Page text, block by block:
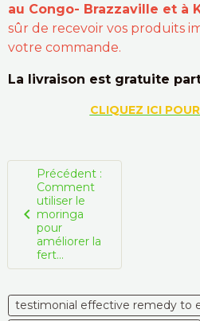
au Congo- Brazzaville et à
sûr de recevoir vos produits
votre commande.
La livraison est gratuite
CLIQUEZ ICI
Précédent :
Comment
utiliser le
moringa
pour
améliorer la
fert...
testimonial effective remedy to